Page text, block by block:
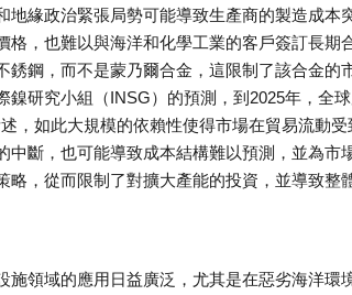
緣政治緊張局勢可能導致生產商的製造成本
，也難以與海洋和化學工業的客戶簽訂長期
鋼，而不是蒙乃爾合金，這限制了該合金的
研究小組（INSG）的預測，到2025年，全
，如此大規模的依賴性使得市場在貿易流動
斷，也可能導致成本結構難以預測，並為市
，從而限制了對擴大產能的投資，並導致整
領域的應用日益廣泛，尤其是在惡劣海洋環